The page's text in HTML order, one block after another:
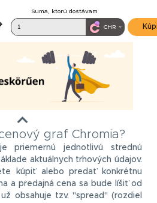
graf Chromia?
priemernú jednotlivú strednú
aktuálnych trhových údajov.
kúpiť alebo predať konkrétnu
a predajná cena sa bude líšiť od
obsahuje tzv. "spread" (rozdiel